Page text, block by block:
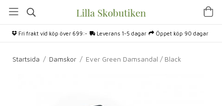
Fri frakt vid köp över 699:- Leverans 1-5 dagar Öppet köp 90 dagar
Startsida / Damskor / Ever Green Damsandal / Black